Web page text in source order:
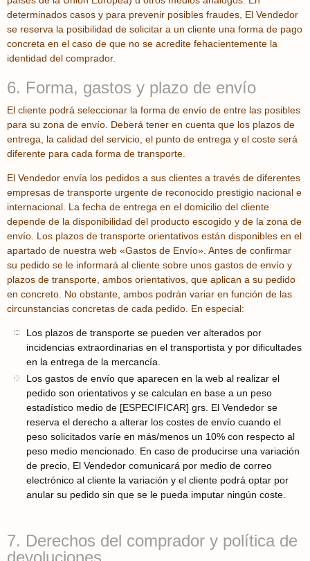
determinados casos y para prevenir posibles fraudes, El Vendedor
se reserva la posibilidad de solicitar a un cliente una forma de pago
concreta en el caso de que no se acredite fehacientemente la
identidad del comprador.
6. Forma, gastos y plazo de envío
El cliente podrá seleccionar la forma de envío de entre las posibles
para su zona de envío. Deberá tener en cuenta que los plazos de
entrega, la calidad del servicio, el punto de entrega y el coste será
diferente para cada forma de transporte.
El Vendedor envía los pedidos a sus clientes a través de diferentes
empresas de transporte urgente de reconocido prestigio nacional e
internacional. La fecha de entrega en el domicilio del cliente
depende de la disponibilidad del producto escogido y de la zona de
envío. Los plazos de transporte orientativos están disponibles en el
apartado de nuestra web «Gastos de Envío». Antes de confirmar
su pedido se le informará al cliente sobre unos gastos de envío y
plazos de transporte, ambos orientativos, que aplican a su pedido
en concreto. No obstante, ambos podrán variar en función de las
circunstancias concretas de cada pedido. En especial:
Los plazos de transporte se pueden ver alterados por
incidencias extraordinarias en el transportista y por dificultades
en la entrega de la mercancía.
Los gastos de envío que aparecen en la web al realizar el
pedido son orientativos y se calculan en base a un peso
estadístico medio de [ESPECIFICAR] grs. El Vendedor se
reserva el derecho a alterar los costes de envío cuando el
peso solicitados varíe en más/menos un 10% con respecto al
peso medio mencionado. En caso de producirse una variación
de precio, El Vendedor comunicará por medio de correo
electrónico al cliente la variación y el cliente podrá optar por
anular su pedido sin que se le pueda imputar ningún coste.
7. Derechos del comprador y política de
devoluciones